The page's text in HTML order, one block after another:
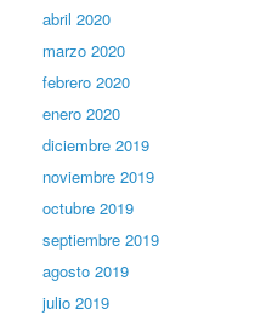
abril 2020
marzo 2020
febrero 2020
enero 2020
diciembre 2019
noviembre 2019
octubre 2019
septiembre 2019
agosto 2019
julio 2019